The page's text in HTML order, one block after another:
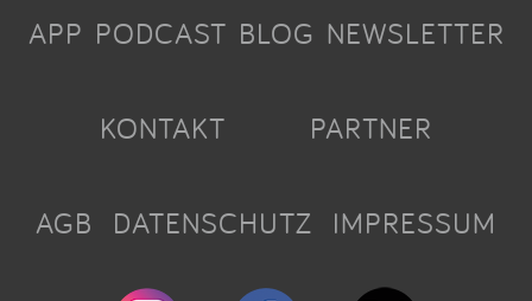
APP PODCAST BLOG NEWSLETTER
KONTAKT PARTNER
AGB DATENSCHUTZ IMPRESSUM